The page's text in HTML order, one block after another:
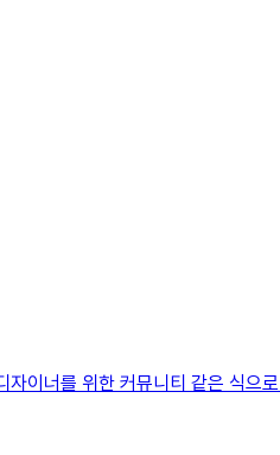
이너를 위한 커뮤니티 같은 식